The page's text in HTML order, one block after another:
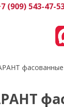
(909) 543-47-
фасованные